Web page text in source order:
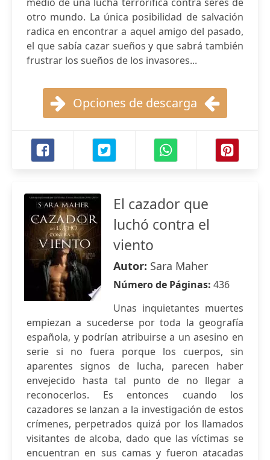
otro mundo. La única posibilidad de salvación
radica en encontrar a aquel amigo del pasado,
el que sabía cazar sueños y que sabrá también
frustrar los sueños de los invasores...
Opciones de descarga
El cazador que
luchó contra el
viento
Autor: Sara Maher
Número de Páginas: 436
Unas inquietantes muertes
empiezan a sucederse por toda la geografía
española, y podrían atribuirse a un asesino en
serie si no fuera porque los cuerpos, sin
aparentes signos de lucha, parecen haber
envejecido hasta tal punto de no llegar a
reconocerlos. Es entonces cuando los
cazadores se lanzan a la investigación de estos
crímenes, perpetrados quizá por los llamados
visitantes de alcoba, dado que las víctimas se
encuentran en sus camas y fueron atacadas